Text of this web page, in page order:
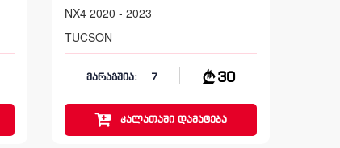
NX4 2020 - 2023
TUCSON
მარაგშია: 7 30
კალათაშიდამატება